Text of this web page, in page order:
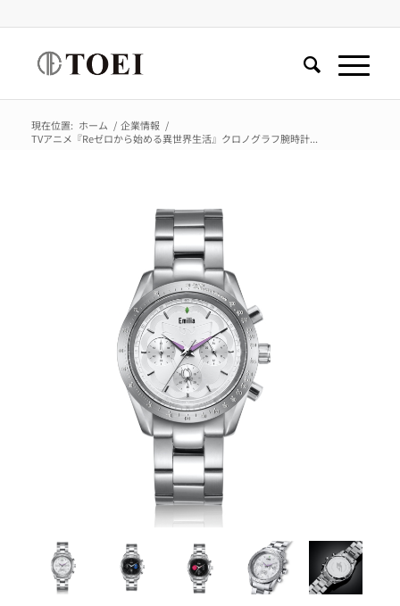
現在位置: ホーム / 企業情報 /
TVアニメ『Reゼロから始める異世界生活』クロノグラフ腕時計...